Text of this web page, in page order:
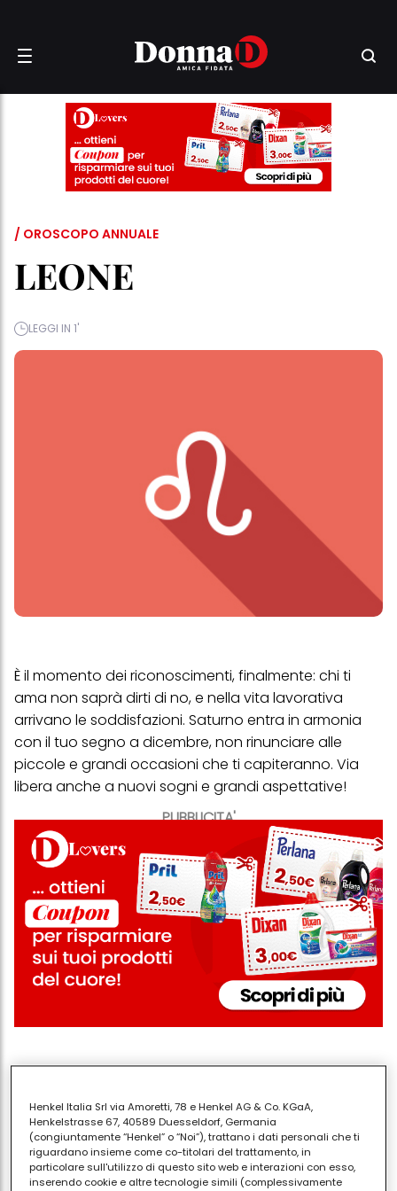
/ OROSCOPO ANNUALE
LEONE
LEGGI IN 1'
PUBBLICITA'
È il momento dei riconoscimenti, finalmente: chi ti
ama non saprà dirti di no, e nella vita lavorativa
arrivano le soddisfazioni. Saturno entra in armonia
con il tuo segno a dicembre, non rinunciare alle
piccole e grandi occasioni che ti capiteranno. Via
libera anche a nuovi sogni e grandi aspettative!
Condividi
Henkel Italia Srl via Amoretti, 78 e Henkel AG & Co. KGaA,
Henkelstrasse 67, 40589 Duesseldorf, Germania
(congiuntamente “Henkel” o “Noi”), trattano i dati personali che ti
riguardano insieme come co-titolari del trattamento, in
particolare sull'utilizzo di questo sito web e interazioni con esso,
inserendo cookie e altre tecnologie simili (complessivamente